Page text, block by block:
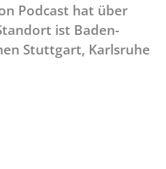
Podcast hat über
ist Baden-
Stuttgart, Karlsruhe